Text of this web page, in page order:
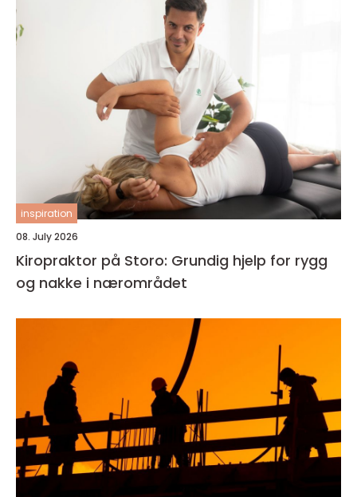
inspiration
08. July 2026
Kiropraktor på Storo: Grundig hjelp for rygg
og nakke i nærområdet